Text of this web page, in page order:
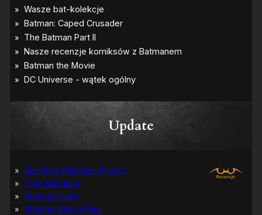
Update
Bat-Man: Pierwszy Rycerz
Grób Batmana
Batman: Hush
Batman: Wojna Cieni